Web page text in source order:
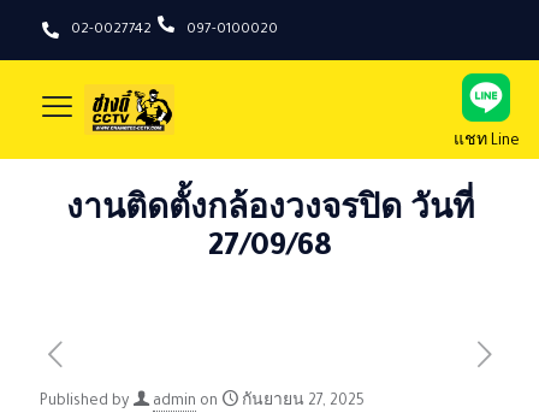
02-0027742 097-0100020
แชท Line
งานติดตั้งกล้องวงจรปิด วันที่
27/09/68
Published by admin on กันยายน 27, 2025